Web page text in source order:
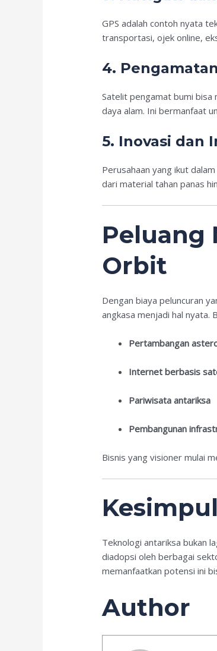
GPS adalah contoh nyata
transportasi, ojek online,
4.
Satelit pengamat bumi bisa
daya alam. Ini bermanfaat
5. Inovasi dan
Perusahaan yang ikut
dari material tahan panas
Peluang
Orbit
Dengan biaya peluncuran
angkasa menjadi hal nyata.
Pertambangan
Internet berbasis
Pariwisata antariksa
Pembangunan
Bisnis yang visioner mulai
Teknologi antariksa bukan
diadopsi oleh berbagai
memanfaatkan potensi ini
Author